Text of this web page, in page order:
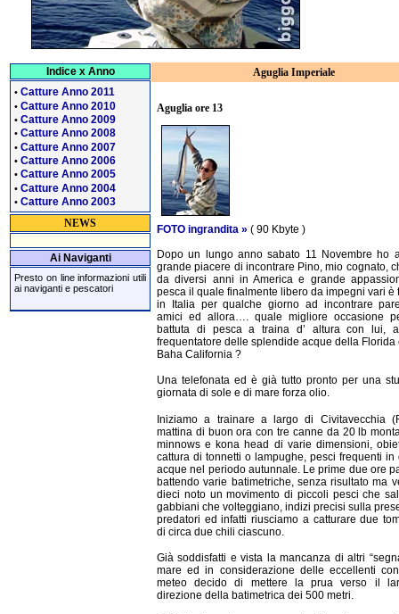
Indice x Anno
• Catture Anno 2011
• Catture Anno 2010
• Catture Anno 2009
• Catture Anno 2008
• Catture Anno 2007
• Catture Anno 2006
• Catture Anno 2005
• Catture Anno 2004
• Catture Anno 2003
NEWS
Ai Naviganti
Presto on line informazioni utili
ai naviganti e pescatori
Aguglia Imperiale
Aguglia ore 13
FOTO ingrandita » ( 90 Kbyte )
Dopo un lungo anno sabato 11 Novembre ho
grande piacere di incontrare Pino, mio cognato,
da diversi anni in America e grande
pesca il quale finalmente libero da impegni vari è
in Italia per qualche giorno ad incontrare
amici ed allora…. quale migliore occasione
battuta di pesca a traina d’ altura con lui,
frequentatore delle splendide acque della Florida
Baha California ?
Una telefonata ed è già tutto pronto per una
giornata di sole e di mare forza olio.
Iniziamo a trainare a largo di Civitavecchia
mattina di buon ora con tre canne da 20 lb
minnows e kona head di varie dimensioni,
cattura di tonnetti o lampughe, pesci frequenti in
acque nel periodo autunnale. Le prime due ore
battendo varie batimetriche, senza risultato ma
dieci noto un movimento di piccoli pesci che
gabbiani che volteggiano, indizi precisi sulla
predatori ed infatti riusciamo a catturare due
di circa due chili ciascuno.
Già soddisfatti e vista la mancanza di altri
mare ed in considerazione delle eccellenti
meteo decido di mettere la prua verso il
direzione della batimetrica dei 500 metri.